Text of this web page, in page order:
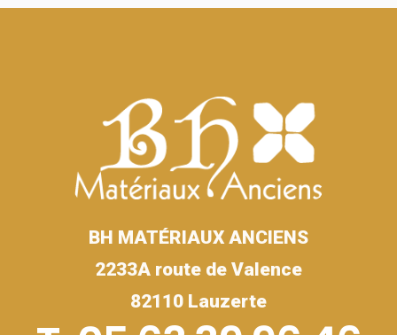
BH MATÉRIAUX ANCIENS
2233A route de Valence
82110 Lauzerte